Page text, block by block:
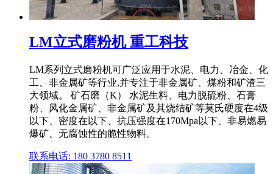
LM立式磨粉机 重工科技
LM系列立式磨粉机可广泛应用于水泥、电力、冶金、化
工、非金属矿等行业,并专注于非金属矿、煤粉和矿渣三
大领域。 矿石磨（K） 水泥生料、电力脱硫粉、石膏
粉、风化金属矿、非金属矿及其烧结矿等莫氏硬度在4级
以下、密度在以下、抗压强度在170Mpa以下、非易燃易
爆矿、无腐蚀性的脆性物料。
联系电话: 180 3780 8511